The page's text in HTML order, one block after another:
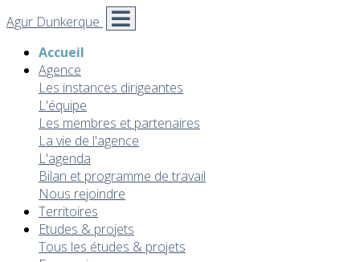
Agur Dunkerque
Accueil
Agence
Les instances dirigeantes
L'équipe
Les membres et partenaires
La vie de l'agence
L'agenda
Bilan et programme de travail
Nous rejoindre
Territoires
Etudes & projets
Tous les études & projets